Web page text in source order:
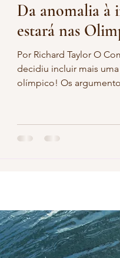
Voleibol Feminino Tiro
Voleibol Feminino
Da anomalia à
estará nas
Por Richard Taylor O
decidiu incluir mais
olímpico! Os